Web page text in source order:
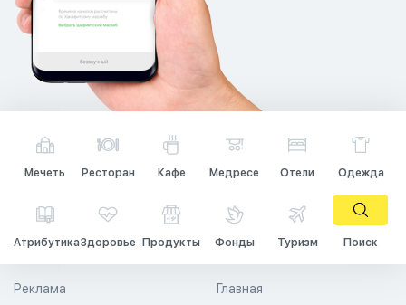
Мечеть Ресторан Кафе Медресе Отели Одежда
АтрибутикаЗдоровье Продукты Фонды Туризм Поиск
Главная
Реклама